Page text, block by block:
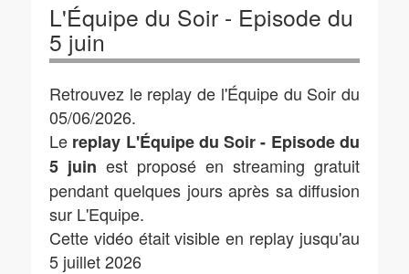
L'Équipe du Soir - Episode du
5 juin
Retrouvez le replay de l'Équipe du Soir du
05/06/2026.
Le replay L'Équipe du Soir - Episode du
5 juin est proposé en streaming gratuit
pendant quelques jours après sa diffusion
sur L'Equipe.
Cette vidéo était visible en replay jusqu'au
5 juillet 2026